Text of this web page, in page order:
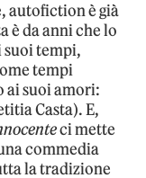
autofiction è già
è da anni che lo
suoi tempi,
tempi
ai suoi amori:
Casta). E,
ci mette
commedia
la tradizione